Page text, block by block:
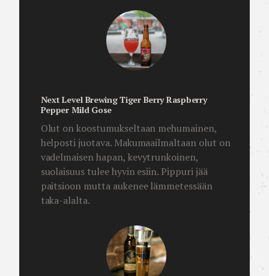
Next Level Brewing Tiger Berry Raspberry
Pepper Mild Gose
Olut on koostumukseltaan mehumainen,
helposti juotava. Makumaailmaltaan olut on
vadelmaisen hapan, kevytrunkoinen,
suolaisuus tulee hyvin esiin. Pippuri jää
paitsioon mutta aukenee lämmetessään
taka-alalta.